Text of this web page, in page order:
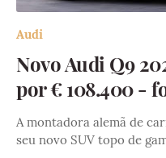
Audi
Novo Audi Q9
por € 108.400 -
A montadora alemã de
seu novo SUV topo de